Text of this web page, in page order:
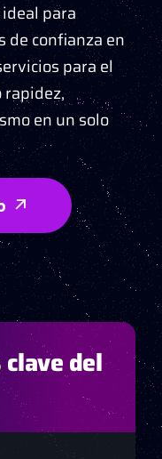
para
de confianza en
para el
rapidez,
en un solo
del